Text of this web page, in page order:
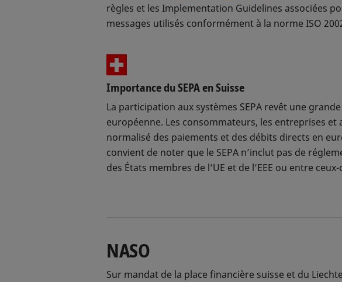
règles et les Implementation Guidelines associées
messages utilisés conformément à la norme ISO
Importance du SEPA en Suisse
La participation aux systèmes SEPA revêt une
européenne. Les consommateurs, les entreprises
normalisé des paiements et des débits directs en
convient de noter que le SEPA n’inclut pas de
des États membres de l’UE et de l’EEE ou entre ceux-
NASO
Sur mandat de la place financière suisse et du